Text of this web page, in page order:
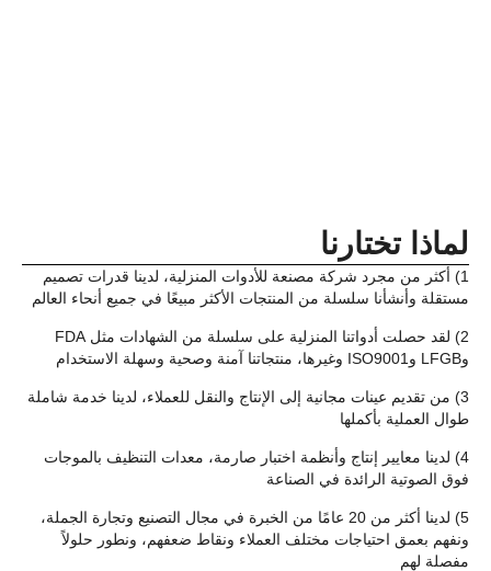
لماذا تختارنا
1) أكثر من مجرد شركة مصنعة للأدوات المنزلية، لدينا قدرات تصميم
مستقلة وأنشأنا سلسلة من المنتجات الأكثر مبيعًا في جميع أنحاء العالم
2) لقد حصلت أدواتنا المنزلية على سلسلة من الشهادات مثل FDA
وLFGB وISO9001 وغيرها، منتجاتنا آمنة وصحية وسهلة الاستخدام
3) من تقديم عينات مجانية إلى الإنتاج والنقل للعملاء، لدينا خدمة شاملة
طوال العملية بأكملها
4) لدينا معايير إنتاج وأنظمة اختبار صارمة، معدات التنظيف بالموجات
فوق الصوتية الرائدة في الصناعة
5) لدينا أكثر من 20 عامًا من الخبرة في مجال التصنيع وتجارة الجملة،
ونفهم بعمق احتياجات مختلف العملاء ونقاط ضعفهم، ونطور حلولاً
مفصلة لهم